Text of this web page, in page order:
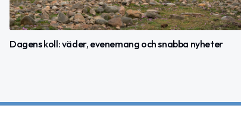
Dagens koll: väder, evenemang och snabba nyheter